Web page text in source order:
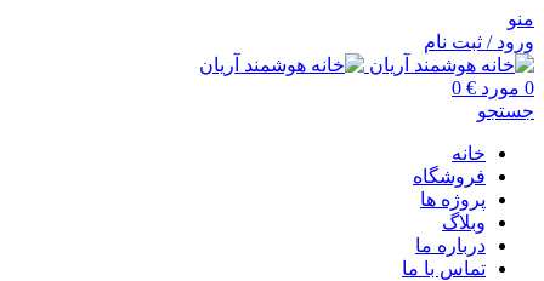
منو
ورود / ثبت نام
0 مورد 0 €
جستجو
خانه
فروشگاه
پروژه ها
وبلاگ
درباره ما
تماس با ما